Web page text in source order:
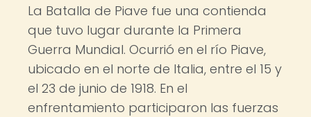
La Batalla de Piave fue una contienda
que tuvo lugar durante la Primera
Guerra Mundial. Ocurrió en el río Piave,
ubicado en el norte de Italia, entre el 15 y
el 23 de junio de 1918. En el
enfrentamiento participaron las fuerzas